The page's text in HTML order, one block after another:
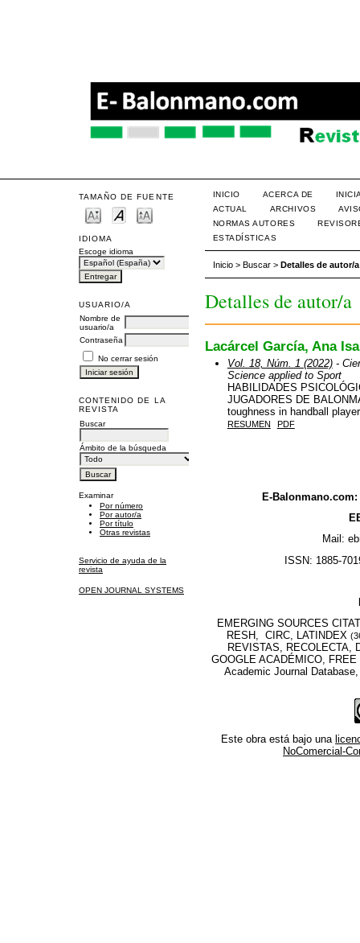
TAMAÑO DE FUENTE
IDIOMA
Escoge idioma
USUARIO/A
Nombre de
usuario/a
Contraseña
No cerrar sesión
CONTENIDO DE LA
REVISTA
Buscar
Ámbito de la búsqueda
Examinar
Por número
Por autor/a
Por título
Otras revistas
Servicio de ayuda de la
revista
OPEN JOURNAL SYSTEMS
INICIO ACERCA DE
ACTUAL
ARCHIVOS
NORMAS AUTORES
ESTADÍSTICAS
Inicio> Buscar> Detalles de autor/a
Detalles de autor/a
Lacárcel García, Ana
Vol. 18, Núm. 1 (2022)-
Science applied to Sport
HABILIDADES
JUGADORES DE
toughness in handball
RESUMEN PDF
E-
Mail:
ISSN: 1885-
EMERGING SOURCES
RESH, CIRC, LATINDEX
REVISTAS, RECOLECTA,
GOOGLE ACADÉMICO,
Academic Journal
Este obra está bajo una
NoComercial-